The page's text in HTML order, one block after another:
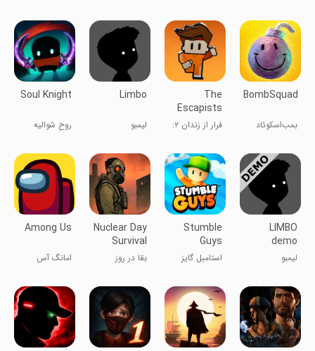
BombSquad
بمب‌اسکوئاد
The
Escapists
2: Pocket
Breakout
فرار از زندان ۲:
Limbo
لیمبو
Soul Knight
روحِ شوالیه
LIMBO
demo
لیمبو
Stumble
Guys
استامبل گایز
Nuclear Day
Survival
بقا در روز
Among Us
امانگ آس